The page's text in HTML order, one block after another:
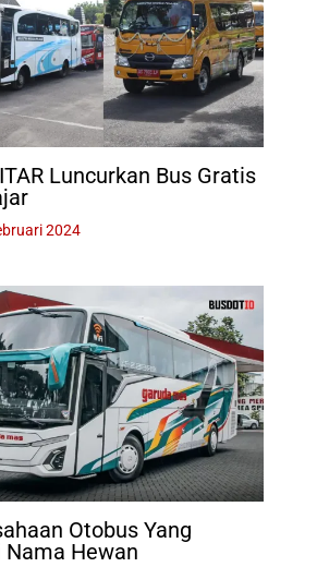
Luncurkan Bus Gratis
2024
Otobus Yang
Hewan